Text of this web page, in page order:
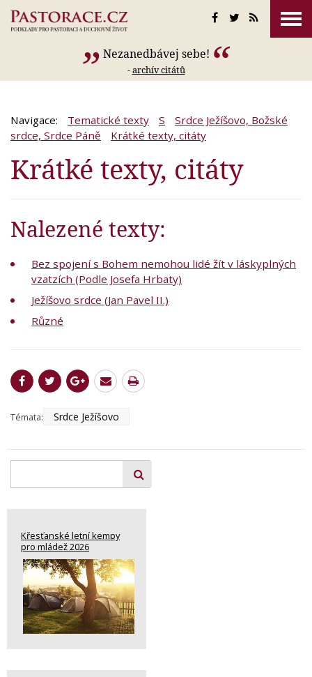
Nezanedbávej sebe!
-archív citátů
Navigace: Tematické texty S
Srdce Ježíšovo, Božské
srdce, Srdce Páně
Krátké texty, citáty
Krátké texty, citáty
Nalezené texty:
Bez spojení s Bohem nemohou lidé žít v láskyplných
vzatzích (Podle Josefa Hrbaty)
Ježíšovo srdce (Jan Pavel II.)
Různé
Témata: Srdce Ježíšovo
Křesťanské letní kempy
pro mládež 2026